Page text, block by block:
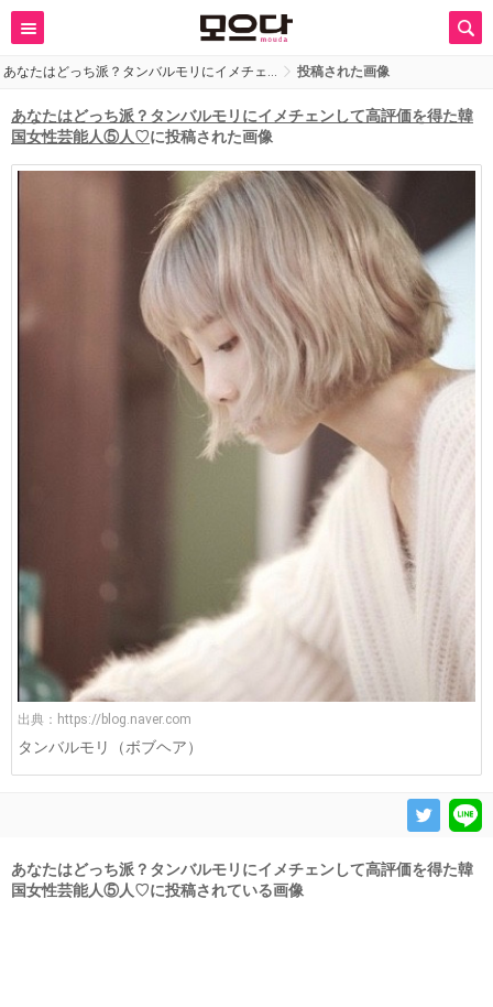
あなたはどっち派？タンバルモリにイメチェ… 投稿された画像
あなたはどっち派？タンバルモリにイメチェンして高評価を得た韓
国女性芸能人⑤人♡に投稿された画像
出典： https://blog.naver.com
タンバルモリ（ボブヘア）
あなたはどっち派？タンバルモリにイメチェンして高評価を得た韓
国女性芸能人⑤人♡に投稿されている画像